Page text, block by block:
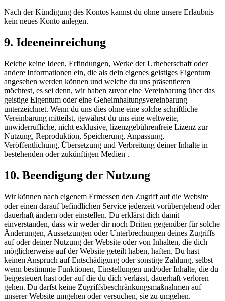
Nach der Kündigung des Kontos kannst du ohne unsere Erlaubnis
kein neues Konto anlegen.
9. Ideeneinreichung
Reiche keine Ideen, Erfindungen, Werke der Urheberschaft oder
andere Informationen ein, die als dein eigenes geistiges Eigentum
angesehen werden können und welche du uns präsentieren
möchtest, es sei denn, wir haben zuvor eine Vereinbarung über das
geistige Eigentum oder eine Geheimhaltungsvereinbarung
unterzeichnet. Wenn du uns dies ohne eine solche schriftliche
Vereinbarung mitteilst, gewährst du uns eine weltweite,
unwiderrufliche, nicht exklusive, lizenzgebührenfreie Lizenz zur
Nutzung, Reproduktion, Speicherung, Anpassung,
Veröffentlichung, Übersetzung und Verbreitung deiner Inhalte in
bestehenden oder zukünftigen Medien .
10. Beendigung der Nutzung
Wir können nach eigenem Ermessen den Zugriff auf die Website
oder einen darauf befindlichen Service jederzeit vorübergehend oder
dauerhaft ändern oder einstellen. Du erklärst dich damit
einverstanden, dass wir weder dir noch Dritten gegenüber für solche
Änderungen, Aussetzungen oder Unterbrechungen deines Zugriffs
auf oder deiner Nutzung der Website oder von Inhalten, die dich
möglicherweise auf der Website geteilt haben, haften. Du hast
keinen Anspruch auf Entschädigung oder sonstige Zahlung, selbst
wenn bestimmte Funktionen, Einstellungen und/oder Inhalte, die du
beigesteuert hast oder auf die du dich verlässt, dauerhaft verloren
gehen. Du darfst keine Zugriffsbeschränkungsmaßnahmen auf
unserer Website umgehen oder versuchen, sie zu umgehen.